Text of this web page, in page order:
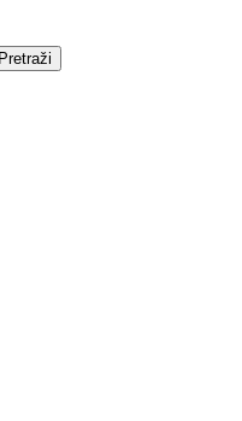
Pretraži